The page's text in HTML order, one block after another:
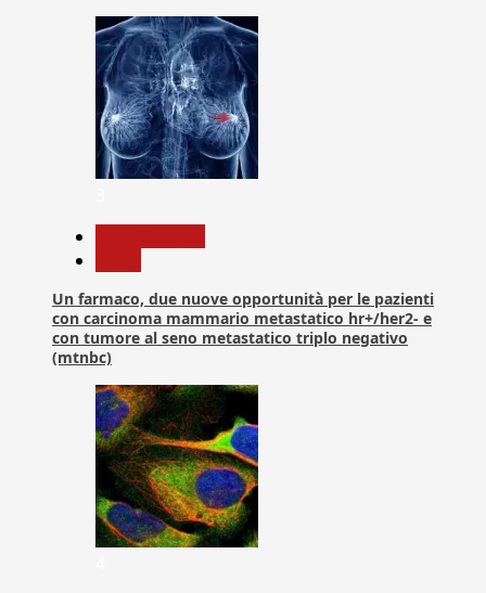
Un farmaco, due nuove opportunità per le pazienti
con carcinoma mammario metastatico hr+/her2- e
con tumore al seno metastatico triplo negativo
(mtnbc)